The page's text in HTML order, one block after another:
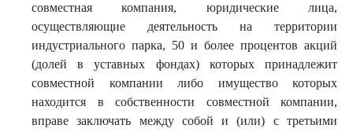
совместная компания, юридические лица,
осуществляющие деятельность на территории
индустриального парка, 50 и более процентов акций
(долей в уставных фондах) которых принадлежит
совместной компании либо имущество которых
находится в собственности совместной компании,
вправе заключать между собой и (или) с третьими